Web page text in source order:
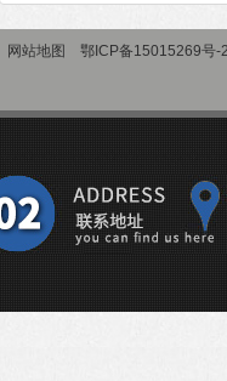
网站地图 鄂ICP备15015269号-